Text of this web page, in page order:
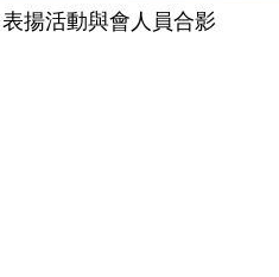
表揚活動與會人員合影